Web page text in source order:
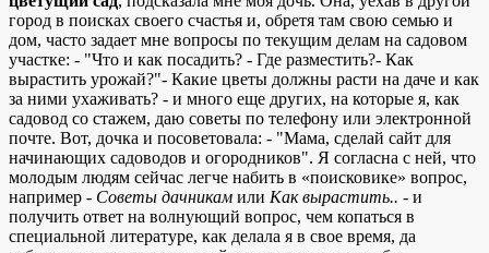
город в поисках своего счастья и, обретя там свою семью и
дом, часто задает мне вопросы по текущим делам на садовом
участке: - "Что и как посадить? - Где разместить?- Как
вырастить урожай?"- Какие цветы должны расти на даче и как
за ними ухаживать? - и много еще других, на которые я, как
садовод со стажем, даю советы по телефону или электронной
почте. Вот, дочка и посоветовала: - "Мама, сделай сайт для
начинающих садоводов и огородников". Я согласна с ней, что
молодым людям сейчас легче набить в «поисковике» вопрос,
например - Советы дачникам или Как вырастить.. - и
получить ответ на волнующий вопрос, чем копаться в
специальной литературе, как делала я в свое время, да